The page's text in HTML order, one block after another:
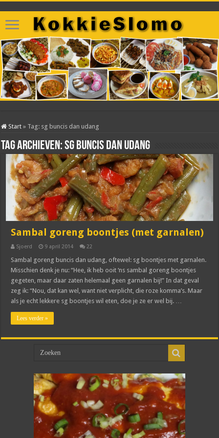
Start » Tag: sg buncis dan udang
Tag archieven:sg buncis dan udang
Sambal goreng boontjes (met garnalen)
Sjoerd 9 april 2014 22
Sambal goreng buncis dan udang, oftewel: sg boontjes met garnalen.
Misschien denk je nu: “Hee, ik heb ooit ‘ns sambal goreng boontjes
gegeten, maar daar zaten helemaal geen garnalen bij!” In dat geval
zeg ik: “Nou, dat kan wel, want niet verplicht, die roze komma’s. Maar
als je echt lekkere sg boontjes wil eten, doe je ze er wel bij. …
Lees verder »